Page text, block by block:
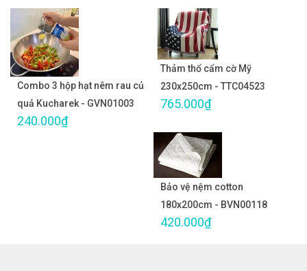
Combo 3 hộp hạt nêm rau củ
quả Kucharek - GVN01003
240.000₫
Thảm thổ cẩm cờ Mỹ
230x250cm - TTC04523
765.000₫
Bảo vệ nệm cotton
180x200cm - BVN00118
420.000₫